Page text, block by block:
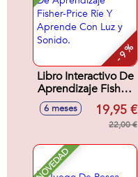
- 9 %
Libro Interactivo De
Aprendizaje Fisher-
Price Ríe Y
Aprende Con Luz y
6 meses 19,95 €
22,00 €
NOVEDAD